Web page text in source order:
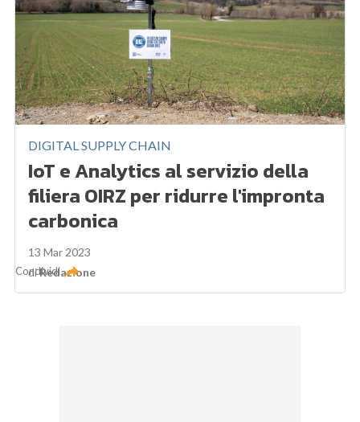
DIGITAL SUPPLY CHAIN
IoT e Analytics al servizio della
filiera OIRZ per ridurre l'impronta
carbonica
13 Mar 2023
diRedazione
Condividi